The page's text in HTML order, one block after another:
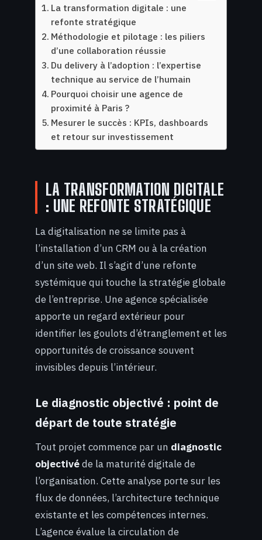
La transformation digitale : une
refonte stratégique
Méthodologie et pilotage : les piliers
d’une collaboration réussie
Du delivery à l’adoption : l’expertise
technique au service de l’humain
Pourquoi choisir une agence de
proximité à Paris ?
Mesurer le succès : KPIs, dashboards
et retour sur investissement
LA TRANSFORMATION DIGITALE
: UNE REFONTE STRATÉGIQUE
La digitalisation ne se limite pas à
l’installation d’un CRM ou à la création
d’un site web. Il s’agit d’une refonte
systémique qui touche la stratégie globale
de l’entreprise. Une agence spécialisée
apporte un regard extérieur pour
identifier les goulots d’étranglement et les
opportunités de croissance souvent
invisibles depuis l’intérieur.
Le diagnostic objectivé : point de
départ de toute stratégie
Tout projet commence par un diagnostic
objectivéde la maturité digitale de
l’organisation. Cette analyse porte sur les
flux de données, l’architecture technique
existante et les compétences internes.
L’agence évalue la circulation de